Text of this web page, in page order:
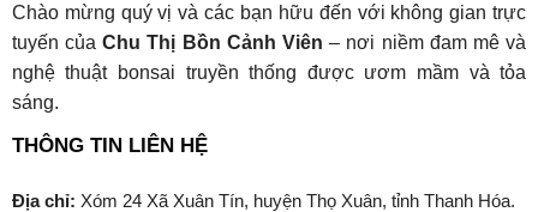
Chào mừng quý vị và các bạn hữu đến với không gian trực
tuyến củaChu Thị Bồn Cảnh Viên – nơi niềm đam mê và
nghệ thuật bonsai truyền thống được ươm mầm và tỏa
sáng.
THÔNG TIN LIÊN HỆ
Địa chỉ: Xóm 24 Xã Xuân Tín, huyện Thọ Xuân, tỉnh Thanh Hóa.